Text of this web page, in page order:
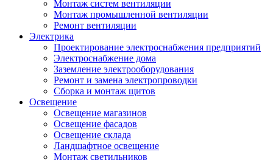
Монтаж систем вентиляции
Монтаж промышленной вентиляции
Ремонт вентиляции
Электрика
Проектирование электроснабжения предприятий
Электроснабжение дома
Заземление электрооборудования
Ремонт и замена электропроводки
Сборка и монтаж щитов
Освещение
Освещение магазинов
Освещение фасадов
Освещение склада
Ландшафтное освещение
Монтаж светильников